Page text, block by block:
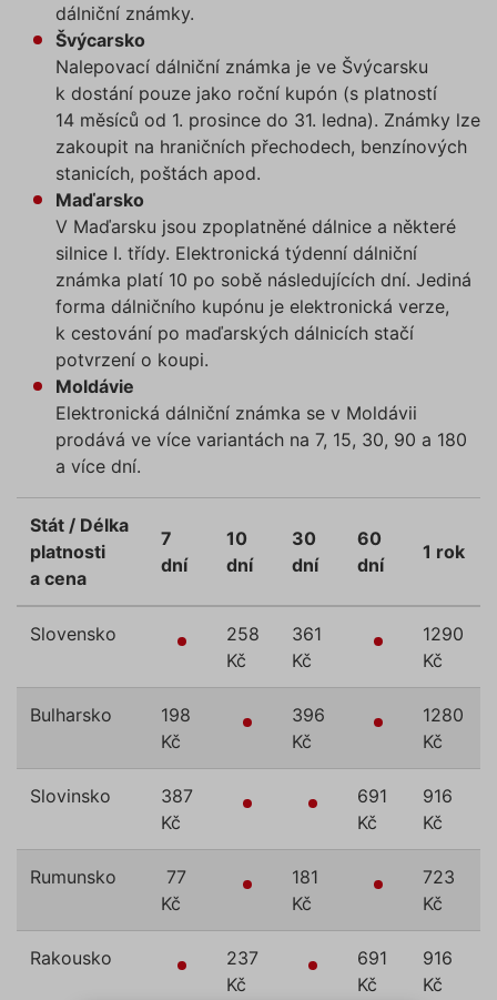
dálniční známky.
Švýcarsko
Nalepovací dálniční známka je ve Švýcarsku
k dostání pouze jako roční kupón (s platností
14 měsíců od 1. prosince do 31. ledna). Známky lze
zakoupit na hraničních přechodech, benzínových
stanicích, poštách apod.
Maďarsko
V Maďarsku jsou zpoplatněné dálnice a některé
silnice I. třídy. Elektronická týdenní dálniční
známka platí 10 po sobě následujících dní. Jediná
forma dálničního kupónu je elektronická verze,
k cestování po maďarských dálnicích stačí
potvrzení o koupi.
Moldávie
Elektronická dálniční známka se v Moldávii
prodává ve více variantách na 7, 15, 30, 90 a 180
a více dní.
Stát / Délka
platnosti
a cena
7
dní
10
dní
30
dní
60
dní
1 rok
Slovensko
258
Kč
361
Kč
1290
Kč
Bulharsko
198
Kč
396
Kč
1280
Kč
Slovinsko
387
Kč
691
Kč
916
Kč
Rumunsko
77
Kč
181
Kč
723
Kč
Rakousko
237
Kč
691
Kč
916
Kč